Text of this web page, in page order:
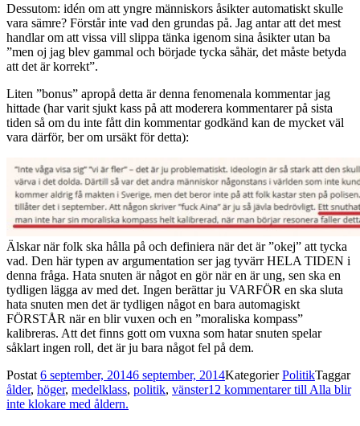
Dessutom: idén om att yngre människors åsikter automatiskt skulle
vara sämre? Förstår inte vad den grundas på. Jag antar att det mest
handlar om att vissa vill slippa tänka igenom sina åsikter utan ba
”men oj jag blev gammal och började tycka såhär, det måste betyda
att det är korrekt”.
Liten ”bonus” apropå detta är denna fenomenala kommentar jag
hittade (har varit sjukt kass på att moderera kommentarer på sista
tiden så om du inte fått din kommentar godkänd kan de mycket väl
vara därför, ber om ursäkt för detta):
Älskar när folk ska hålla på och definiera när det är ”okej” att tycka
vad. Den här typen av argumentation ser jag tyvärr HELA TIDEN i
denna fråga. Hata snuten är något en gör när en är ung, sen ska en
tydligen lägga av med det. Ingen berättar ju VARFÖR en ska sluta
hata snuten men det är tydligen något en bara automagiskt
FÖRSTÅR när en blir vuxen och en ”moraliska kompass”
kalibreras. Att det finns gott om vuxna som hatar snuten spelar
såklart ingen roll, det är ju bara något fel på dem.
Postat 6 september, 20146 september, 2014KategorierPolitikTaggar
ålder, höger, medelklass, politik, vänster12 kommentarertill Alla blir
inte klokare med åldern.